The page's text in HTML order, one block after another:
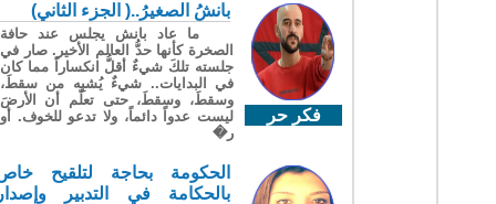
فكر حر
بانشُ الصغيرُ..( الجزء الثاني)
ما عاد بانش يجلس عند حافة
الصخرة كأنها حدُّ العالم الأخير. صار في
جلسته تلكَ شيءٌ أقلُّ انكساراً مما كان
في البدايات.. شيءٌ يُشبِه من سقطَ،
وسقطَ، وسقطَ، حتى تعلّم أن الأرضَ
ليست عدواً دائماً، ولا تدعو للخوف. أو
ر�
الحكومة بحاجة لتلقيح خاص
بالحكامة في التدبير وإصدار